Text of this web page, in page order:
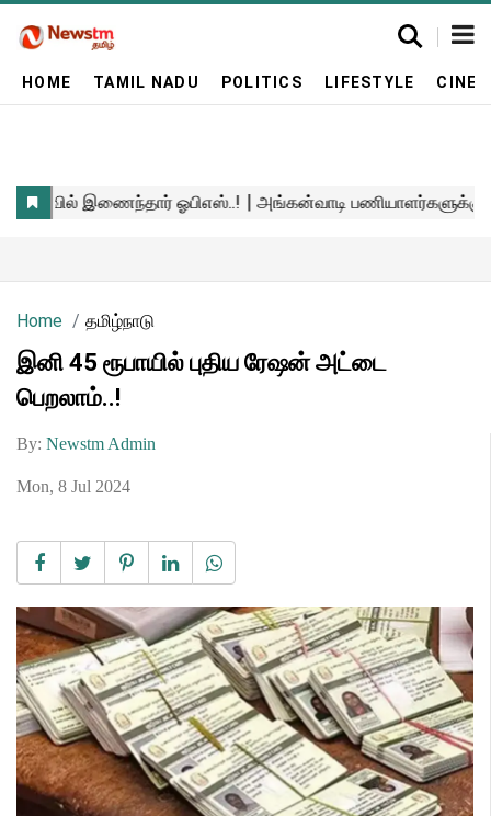
HOME TAMIL NADU POLITICS LIFESTYLE
Home தமிழ்நாடு
இனி 45 ரூபாயில் புதிய ரேஷன் அட்டை
பெறலாம்..!
By: Newstm Admin
Mon, 8 Jul 2024